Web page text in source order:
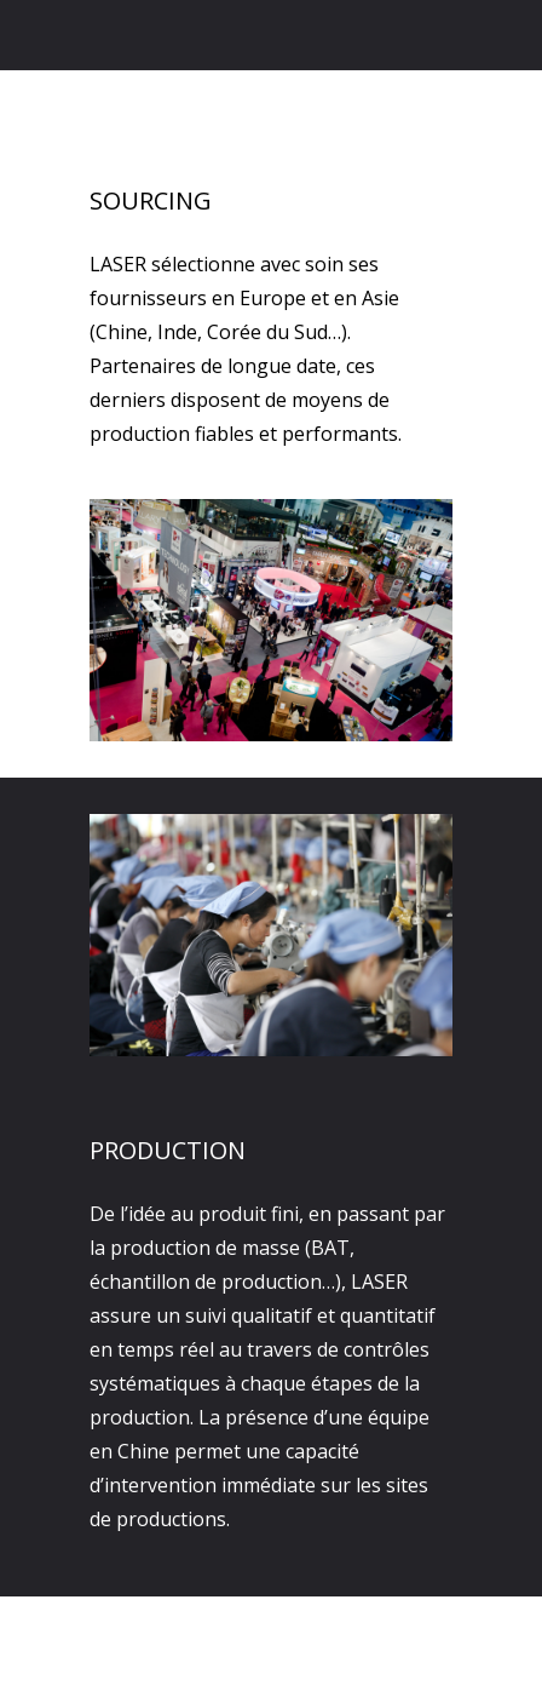
SOURCING
LASER sélectionne avec soin ses
fournisseurs en Europe et en Asie
(Chine, Inde, Corée du Sud…).
Partenaires de longue date, ces
derniers disposent de moyens de
production fiables et performants.
PRODUCTION
De l’idée au produit fini, en passant par
la production de masse (BAT,
échantillon de production…), LASER
assure un suivi qualitatif et quantitatif
en temps réel au travers de contrôles
systématiques à chaque étapes de la
production. La présence d’une équipe
en Chine permet une capacité
d’intervention immédiate sur les sites
de productions.